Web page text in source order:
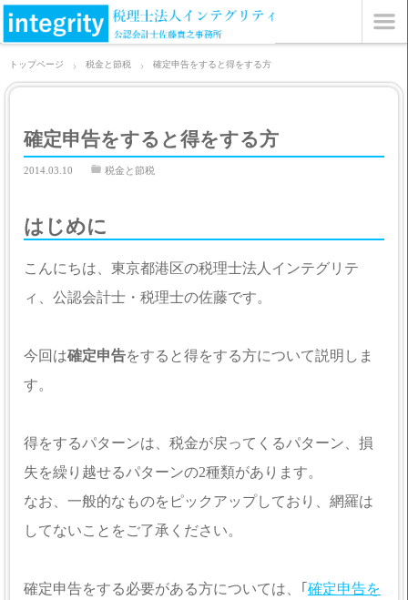
トップページ 税金と節税 確定申告をすると得をする方
確定申告をすると得をする方
2014.03.10 税金と節税
はじめに
こんにちは、東京都港区の税理士法人インテグリテ
ィ、公認会計士・税理士の佐藤です。
今回は確定申告をすると得をする方について説明しま
す。
得をするパターンは、税金が戻ってくるパターン、損
失を繰り越せるパターンの2種類があります。
なお、一般的なものをピックアップしており、網羅は
してないことをご了承ください。
確定申告をする必要がある方については、｢ 確定申告を